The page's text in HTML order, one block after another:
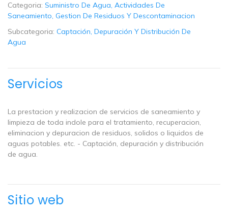
Categoria: Suministro De Agua, Actividades De
Saneamiento, Gestion De Residuos Y Descontaminacion
Subcategoria: Captación, Depuración Y Distribución De
Agua
Servicios
La prestacion y realizacion de servicios de saneamiento y
limpieza de toda indole para el tratamiento, recuperacion,
eliminacion y depuracion de residuos, solidos o liquidos de
aguas potables. etc. - Captación, depuración y distribución
de agua.
Sitio web